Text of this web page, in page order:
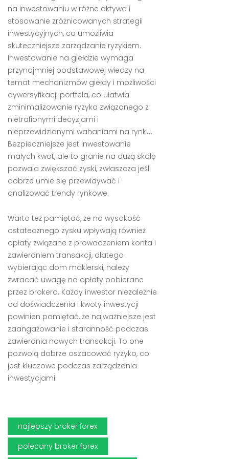
na inwestowaniu w różne aktywa i
stosowanie zróżnicowanych strategii
inwestycyjnych, co umożliwia
skuteczniejsze zarządzanie ryzykiem.
Inwestowanie na giełdzie wymaga
przynajmniej podstawowej wiedzy na
temat mechanizmów giełdy i możliwości
dywersyfikacji portfela, co ułatwia
zminimalizowanie ryzyka związanego z
nietrafionymi decyzjami i
nieprzewidzianymi wahaniami na rynku.
Bezpieczniejsze jest inwestowanie
małych kwot, ale to granie na dużą skalę
pozwala zwiększać zyski, zwłaszcza jeśli
dobrze umie się przewidywać i
analizować trendy rynkowe.
Warto też pamiętać, że na wysokość
ostatecznego zysku wpływają również
opłaty związane z prowadzeniem konta i
zawieraniem transakcji, dlatego
wybierając dom maklerski, należy
zwracać uwagę na opłaty pobierane
przez brokera. Każdy inwestor niezależnie
od doświadczenia i kwoty inwestycji
powinien pamiętać, że najważniejsze jest
zaangażowanie i staranność podczas
zawierania nowych transakcji. To one
pozwolą dobrze oszacować ryzyko, co
jest kluczowe podczas zarządzania
inwestycjami.
najlepszy broker forex
polecany broker forex